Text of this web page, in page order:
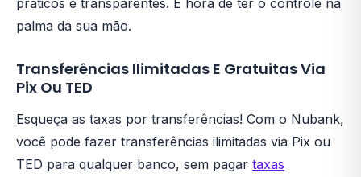
práticos e transparentes. É hora de ter o controle na
palma da sua mão.
Transferências Ilimitadas E Gratuitas Via
Pix Ou TED
Esqueça as taxas por transferências! Com o Nubank,
você pode fazer transferências ilimitadas via Pix ou
TED para qualquer banco, sem pagar taxas